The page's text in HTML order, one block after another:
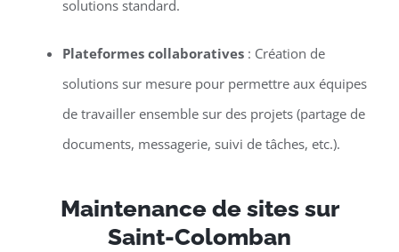
solutions standard.
Plateformes collaboratives: Création de
solutions sur mesure pour permettre aux équipes
de travailler ensemble sur des projets (partage de
documents, messagerie, suivi de tâches, etc.).
Maintenance de sites sur
Saint-Colomban